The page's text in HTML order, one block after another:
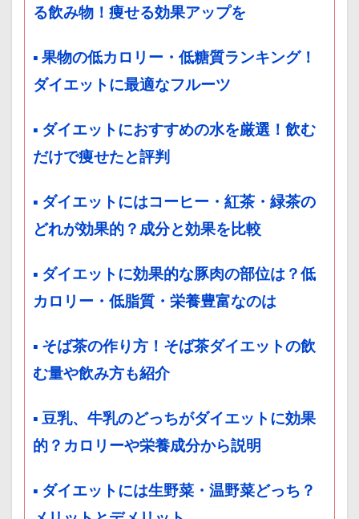
る飲み物！痩せる効果アップを
▪ 果物の低カロリー・低糖質ランキング！
ダイエットに最適なフルーツ
▪ ダイエットにおすすめの水を厳選！飲む
だけで痩せたと評判
▪ ダイエットにはコーヒー・紅茶・緑茶の
どれが効果的？成分と効果を比較
▪ ダイエットに効果的な豚肉の部位は？低
カロリー・低脂質・栄養豊富なのは
▪ そば茶の作り方！そば茶ダイエットの飲
む量や飲み方も紹介
▪ 豆乳、牛乳のどっちがダイエットに効果
的？カロリーや栄養成分から説明
▪ ダイエットには生野菜・温野菜どっち？